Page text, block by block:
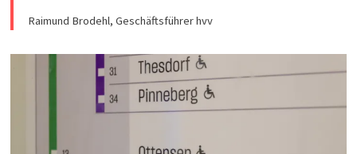
Raimund Brodehl, Geschäftsführer hvv